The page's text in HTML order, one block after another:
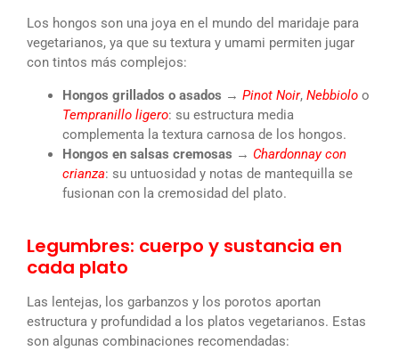
Los hongos son una joya en el mundo del maridaje para
vegetarianos, ya que su textura y umami permiten jugar
con tintos más complejos:
Hongos grillados o asados → Pinot Noir, Nebbiolo o
Tempranillo ligero: su estructura media
complementa la textura carnosa de los hongos.
Hongos en salsas cremosas → Chardonnay con
crianza: su untuosidad y notas de mantequilla se
fusionan con la cremosidad del plato.
Legumbres: cuerpo y sustancia en
cada plato
Las lentejas, los garbanzos y los porotos aportan
estructura y profundidad a los platos vegetarianos. Estas
son algunas combinaciones recomendadas: